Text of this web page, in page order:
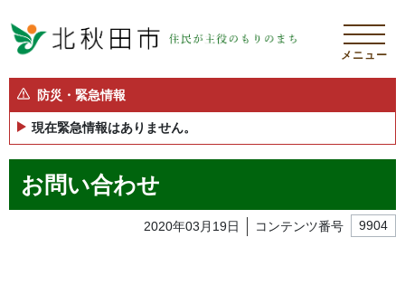
メニュー
防災・緊急情報
現在緊急情報はありません。
お問い合わせ
2020年03月19日 コンテンツ番号 9904